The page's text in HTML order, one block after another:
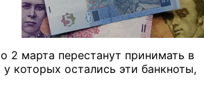
2 марта перестанут принимать в
которых остались эти банкноты,